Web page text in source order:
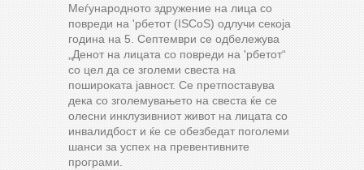
Меѓународното здружение на лица со
повреди на 'рбетот (ISCoS) одлучи секоја
година на 5. Септември се одбележува
„Денот на лицата со повреди на 'рбетот“
со цел да се зголеми свеста на
пошироката јавност. Се претпоставува
дека со зголемувањето на свеста ќе се
олесни инклузивниот живот на лицата со
инвалидбост и ќе се обезбедат поголеми
шанси за успех на превентивните
програми.